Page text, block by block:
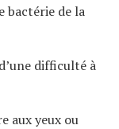
bactérie de la
difficulté à
aux yeux ou